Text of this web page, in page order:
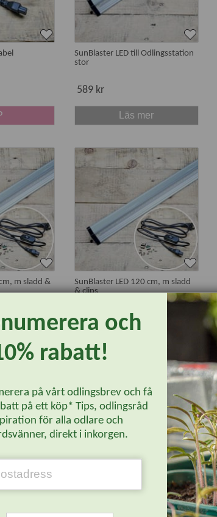
SunBlaster LED till Odlingsstation
stor
589 kr
Läs mer
m sladd &
SunBlaster LED 120 cm, m sladd
& clips
998 kr
m sladd &
Paketpris
Minidrivhus stor med SunBlaster
och
rabatt!
på vårt odlingsbrev och få
på ett köp* Tips, odlingsråd
för alla odlare och
direkt i inkorgen.